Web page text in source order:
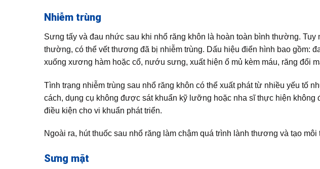
Nhiễm trùng
Sưng tấy và đau nhức sau khi nhổ răng khôn là hoàn toàn bình thường.
thường, có thể vết thương đã bị nhiễm trùng. Dấu hiệu điển hình bao gồm:
xuống xương hàm hoặc cổ, nướu sưng, xuất hiện ổ mủ kèm máu, răng đổi
Tình trạng nhiễm trùng sau nhổ răng khôn có thể xuất phát từ nhiều yếu tố
cách, dụng cụ không được sát khuẩn kỹ lưỡng hoặc nha sĩ thực hiện không
điều kiện cho vi khuẩn phát triển.
Ngoài ra, hút thuốc sau nhổ răng làm chậm quá trình lành thương và tạo
Sưng mặt